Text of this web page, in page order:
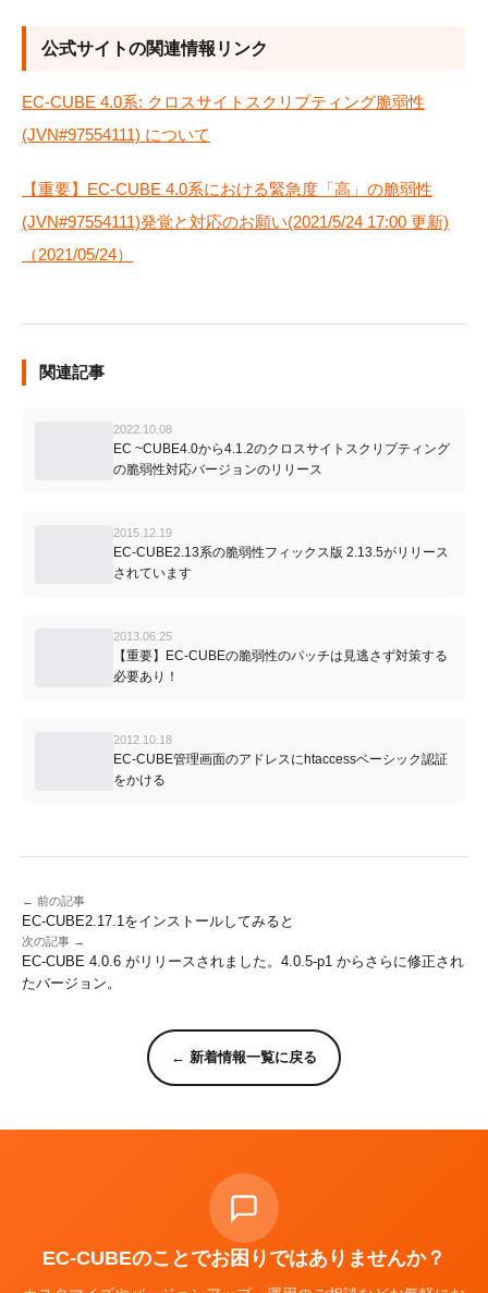
公式サイトの関連情報リンク
EC-CUBE 4.0系: クロスサイトスクリプティング脆弱性
(JVN#97554111) について
【重要】EC-CUBE 4.0系における緊急度「高」の脆弱性
(JVN#97554111)発覚と対応のお願い(2021/5/24 17:00 更新)
（2021/05/24）
関連記事
2022.10.08
EC ~CUBE4.0から4.1.2のクロスサイトスクリプティング
の脆弱性対応バージョンのリリース
2015.12.19
EC-CUBE2.13系の脆弱性フィックス版 2.13.5がリリース
されています
2013.06.25
【重要】EC-CUBEの脆弱性のパッチは見逃さず対策する
必要あり！
2012.10.18
EC-CUBE管理画面のアドレスにhtaccessベーシック認証
をかける
← 前の記事
EC-CUBE2.17.1をインストールしてみると
次の記事 →
EC-CUBE 4.0.6 がリリースされました。4.0.5-p1 からさらに修正され
たバージョン。
← 新着情報一覧に戻る
EC-CUBEのことでお困りではありませんか？